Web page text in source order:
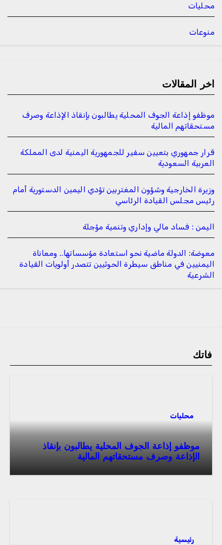
محليات
منوعات
اخر المقالات
موظفو إذاعة الجوف المحلية يطالبون بإنقاذ الإذاعة وصرف
مستحقاتهم المالية
قرار جمهوري بتعيين سفير للجمهورية اليمنية لدى المملكة
العربية السعودية
وزيرة الخارجية وشؤون المغتربين تؤدي اليمين الدستورية أمام
رئيس مجلس القيادة الرئاسي
اليمن : فساد مالي وإداري وتنمية مؤجلة
معوضة: الدولة ماضية نحو استعادة مؤسساتها.. ومعاناة
اليمنيين في مناطق سيطرة الحوثيين تتصدر أولويات القيادة
الشرعية
فاتك
محليات
موظفو إذاعة الجوف المحلية يطالبون بإنقاذ
الإذاعة وصرف مستحقاتهم المالية
رئيسية